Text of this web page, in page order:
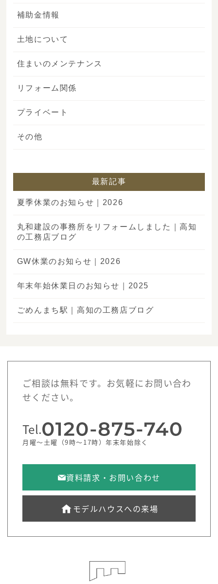
補助金情報
土地について
住まいのメンテナンス
リフォーム関係
プライベート
その他
最新記事
夏季休業のお知らせ｜2026
丸和建設の事務所をリフォームしました｜高知
の工務店ブログ
GW休業のお知らせ｜2026
年末年始休業日のお知らせ｜2025
ごめんまち駅｜高知の工務店ブログ
ご相談は無料です。お気軽にお問い合わ
せください。
Tel.
月曜～土曜（9時～17時）年末年始除く
資料請求・お問い合わせ
モデルハウスへの来場